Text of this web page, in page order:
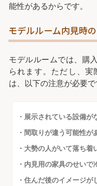
能性があるからです。
モデルルーム内見時
モデルルームでは、購
られます。ただし、実
は、以下の注意が必要で
・展示されている設備が
・間取りが違う可能性が
・大勢の人がいて落ち着
・内見用の家具のせいで
・住んだ後のイメージが